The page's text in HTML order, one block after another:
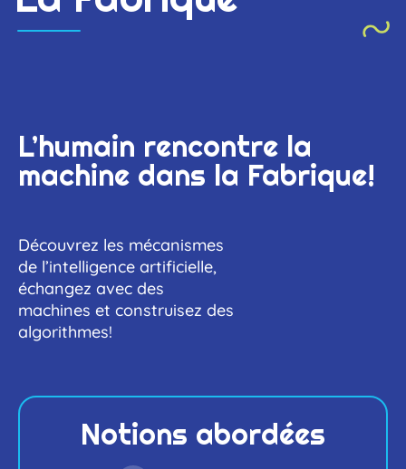
L’humain rencontre la
machine dans la Fabrique!
Découvrez les mécanismes
de l’intelligence artificielle,
échangez avec des
machines et construisez des
algorithmes!
Notions abordées